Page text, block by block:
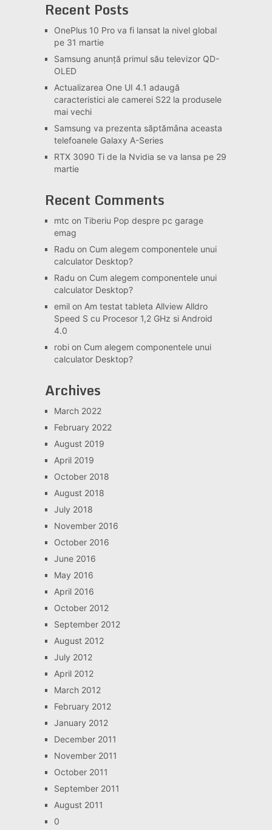
Recent Posts
OnePlus 10 Pro va fi lansat la nivel global
pe 31 martie
Samsung anunță primul său televizor QD-
OLED
Actualizarea One UI 4.1 adaugă
caracteristici ale camerei S22 la produsele
mai vechi
Samsung va prezenta săptămâna aceasta
telefoanele Galaxy A-Series
RTX 3090 Ti de la Nvidia se va lansa pe 29
martie
Recent Comments
mtc on Tiberiu Pop despre pc garage
emag
Radu on Cum alegem componentele unui
calculator Desktop?
Radu on Cum alegem componentele unui
calculator Desktop?
emilon Am testat tableta Allview Alldro
Speed S cu Procesor 1,2 GHz si Android
4.0
robion Cum alegem componentele unui
calculator Desktop?
Archives
March 2022
February 2022
August 2019
April 2019
October 2018
August 2018
July 2018
November 2016
October 2016
June 2016
May 2016
April 2016
October 2012
September 2012
August 2012
July 2012
April 2012
March 2012
February 2012
January 2012
December 2011
November 2011
October 2011
September 2011
August 2011
0